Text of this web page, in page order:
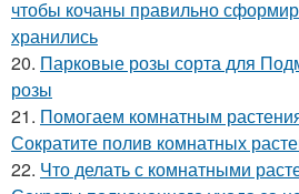
чтобы кочаны правильно
хранились
20. Парковые розы сорта для
розы
21. Помогаем комнатным
Сократите полив комнатных
22. Что делать с комнатными